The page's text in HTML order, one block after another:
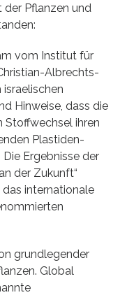
Pflanzen und
vom Institut für
Albrechts-
Hinweise, dass die
Stoffwechsel ihren
Plastiden-
Ergebnisse der
der Zukunft“
internationale
grundlegender
Global